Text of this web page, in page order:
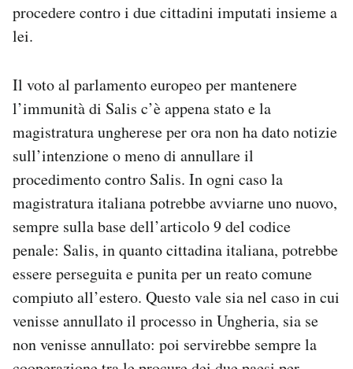
procedere contro i due cittadini imputati insieme a
lei.
Il voto al parlamento europeo per mantenere
l’immunità di Salis c’è appena stato e la
magistratura ungherese per ora non ha dato notizie
sull’intenzione o meno di annullare il
procedimento contro Salis. In ogni caso la
magistratura italiana potrebbe avviarne uno nuovo,
sempre sulla base dell’articolo 9 del codice
penale: Salis, in quanto cittadina italiana, potrebbe
essere perseguita e punita per un reato comune
compiuto all’estero. Questo vale sia nel caso in cui
venisse annullato il processo in Ungheria, sia se
non venisse annullato: poi servirebbe sempre la